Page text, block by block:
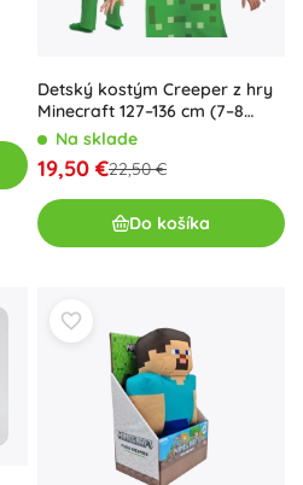
Detský kostým Creeper z hry
Minecraft 127–136 cm (7–8
rokov)
Na sklade
19,50 €22,50 €
Do košíka